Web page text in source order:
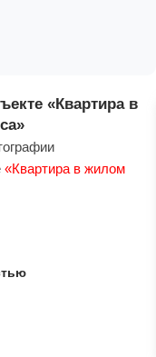
«Квартира в
«Квартира в жилом